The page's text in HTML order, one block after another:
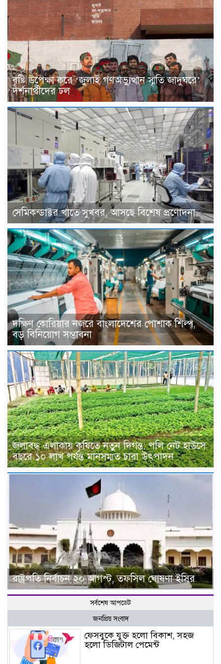
বৃষ্টি উপেক্ষা করে ‘জুলাই গণঅভ্যুত্থান স্মৃতি জাদুঘরে’
দর্শনার্থীদের ঢল
সেমিকন্ডাক্টর খাতে সুখবর, আসছে বিশেষ প্রণোদনা
দক্ষিণ কোরিয়ার নজরে বাংলাদেশের পোশাক শিল্প,
বড় বিনিয়োগ সম্ভাবনা
জলাবদ্ধ এলাকায় কৃষিতে নতুন দিগন্ত: পলি নেট হাউসে
বছরে ১০ লাখ পর্যন্ত মানসম্মত চারা উৎপাদন
রাষ্ট্রপতি নির্বাচন ২০ আগস্ট, তফসিল ঘোষণা ইসির
সর্বশেষ আপডেট
জনপ্রিয় সংবাদ
ফেসবুকে যুক্ত হলো বিকাশ, সহজ
হলো ডিজিটাল পেমেন্ট